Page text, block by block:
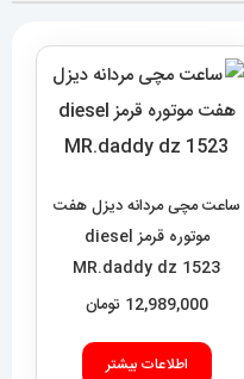
ساعت مچی مردانه دیزل هفت
موتوره قرمز diesel
MR.daddy dz 1523
12,989,000 تومان
اطلاعات بیشتر